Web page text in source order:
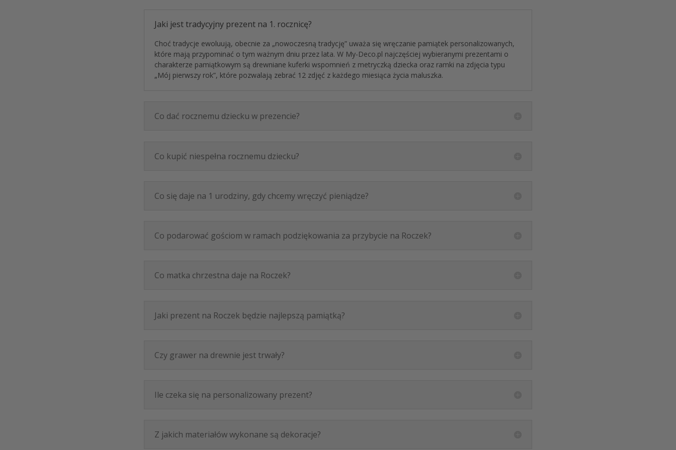
Jaki jest tradycyjny prezent na 1. rocznicę?
Choć tradycje ewoluują, obecnie za „nowoczesną tradycję” uważa się wręczanie pamiątek personalizowanych,
które mają przypominać o tym ważnym dniu przez lata. W My-Deco.pl najczęściej wybieranymi prezentami o
charakterze pamiątkowym są drewniane kuferki wspomnień z metryczką dziecka oraz ramki na zdjęcia typu
„Mój pierwszy rok”, które pozwalają zebrać 12 zdjęć z każdego miesiąca życia maluszka.
Co dać rocznemu dziecku w prezencie?
Co kupić niespełna rocznemu dziecku?
Co się daje na 1 urodziny, gdy chcemy wręczyć pieniądze?
Co podarować gościom w ramach podziękowania za przybycie na Roczek?
Co matka chrzestna daje na Roczek?
Jaki prezent na Roczek będzie najlepszą pamiątką?
Czy grawer na drewnie jest trwały?
Ile czeka się na personalizowany prezent?
Z jakich materiałów wykonane są dekoracje?